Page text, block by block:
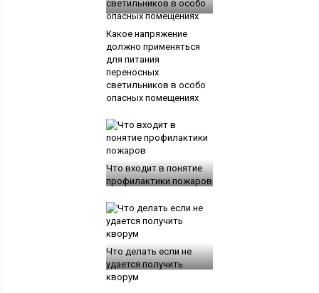
Какое напряжение
должно применяться
для питания
переносных
светильников в особо
опасных помещениях
Что входит в понятие
профилактики пожаров
Что делать если не
удается получить
кворум